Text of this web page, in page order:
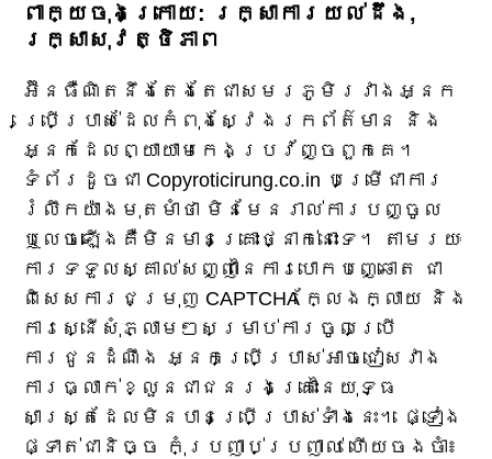
ពាក្យ​ចុង​ក្រោយ​: រក្សា​ការ​យល់​ដឹង​,
រក្សា​សុវត្ថិភាព​
អ៊ីនធឺណិតនឹងតែងតែជាសមរភូមិរវាងអ្នក
ប្រើប្រាស់ដែលកំពុងស្វែងរកព័ត៌មាន និង
អ្នកដែលព្យាយាមកេងប្រវ័ញ្ចពួកគេ។
ទំព័រដូចជា Copyroticirung.co.in បម្រើជាការ
រំលឹកយ៉ាងមុតមាំថា មិនមែនរាល់ការបញ្ចូល
ឬលេចឡើងគឺមិនមានគ្រោះថ្នាក់នោះទេ។ តាមរយៈ
ការទទួលស្គាល់សញ្ញានៃការបោកបញ្ឆោត ជា
ពិសេសការជម្រុញ CAPTCHA ក្លែងក្លាយ និង
ការស្នើសុំភ្លាមៗសម្រាប់ការចូលប្រើ
ការជូនដំណឹង អ្នកប្រើប្រាស់អាចជៀសវាង
ការធ្លាក់ខ្លួនជាជនរងគ្រោះនៃយុទ្ធ
សាស្ត្រដែលមិនបានប្រើប្រាស់ទាំងនេះ។ ផ្ទៀង
ផ្ទាត់ជានិច្ច កុំប្រញាប់ប្រញាល់ ហើយចងចាំ៖